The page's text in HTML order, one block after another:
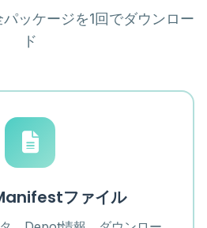
ッケージを1回でダウンロー
ド
ファイル